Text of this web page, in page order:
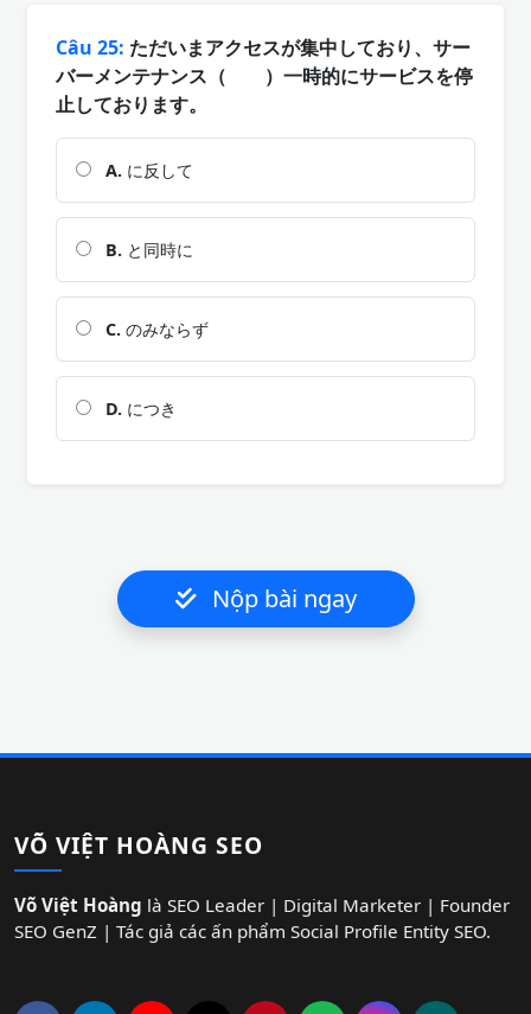
Câu 25: ただいまアクセスが集中しており、サー
バーメンテナンス（ ）一時的にサービスを停
止しております。
A. に反して
B. と同時に
C. のみならず
D. につき
Nộp bài ngay
VÕ VIỆT HOÀNG SEO
Võ Việt Hoàng là SEO Leader | Digital Marketer | Founder
SEO GenZ | Tác giả các ấn phẩm Social Profile Entity SEO.